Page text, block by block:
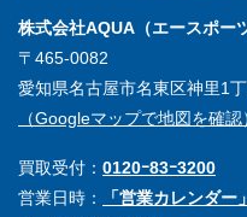
株式会社AQUA（エースポーツ
〒465-0082
愛知県名古屋市名東区神里1
（Googleマップで地図を確認
買取受付： 0120ｰ83ｰ3200
営業日時：
「営業カレンダー」